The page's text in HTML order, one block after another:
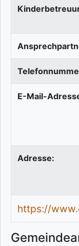
E-Mail-
Adresse:
https://